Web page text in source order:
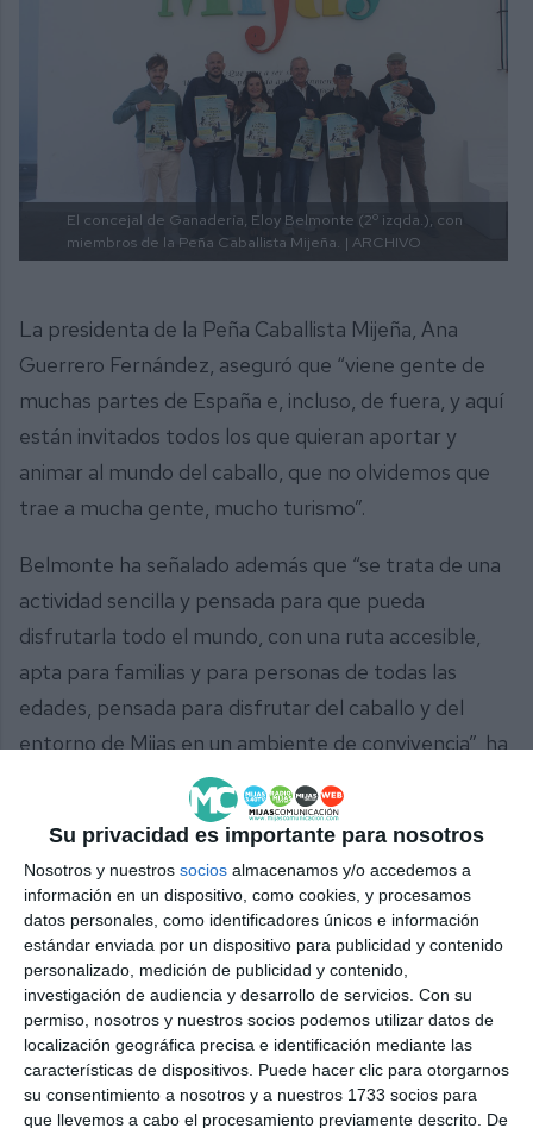
Su privacidad es importante para nosotros
Nosotros y nuestros socios almacenamos y/o accedemos a
información en un dispositivo, como cookies, y procesamos
datos personales, como identificadores únicos e información
estándar enviada por un dispositivo para publicidad y contenido
personalizado, medición de publicidad y contenido,
investigación de audiencia y desarrollo de servicios. Con su
permiso, nosotros y nuestros socios podemos utilizar datos de
localización geográfica precisa e identificación mediante las
características de dispositivos. Puede hacer clic para otorgarnos
su consentimiento a nosotros y a nuestros 1733 socios para
que llevemos a cabo el procesamiento previamente descrito. De
El concejal de Ganadería, Eloy Belmonte (2º izqda.), con
miembros de la Peña Caballista Mijeña. | ARCHIVO
La presidenta de la Peña Caballista Mijeña, Ana
Guerrero Fernández, aseguró que “viene gente de
muchas partes de España e, incluso, de fuera, y aquí
están invitados todos los que quieran aportar y
animar al mundo del caballo, que no olvidemos que
trae a mucha gente, mucho turismo”.
Belmonte ha señalado además que “se trata de una
actividad sencilla y pensada para que pueda
disfrutarla todo el mundo, con una ruta accesible,
apta para familias y para personas de todas las
edades, pensada para disfrutar del caballo y del
entorno de Mijas en un ambiente de convivencia”, ha
La ruta ecuestre siempre llama la atención de vecinos y
turistas. | ARCHIVO